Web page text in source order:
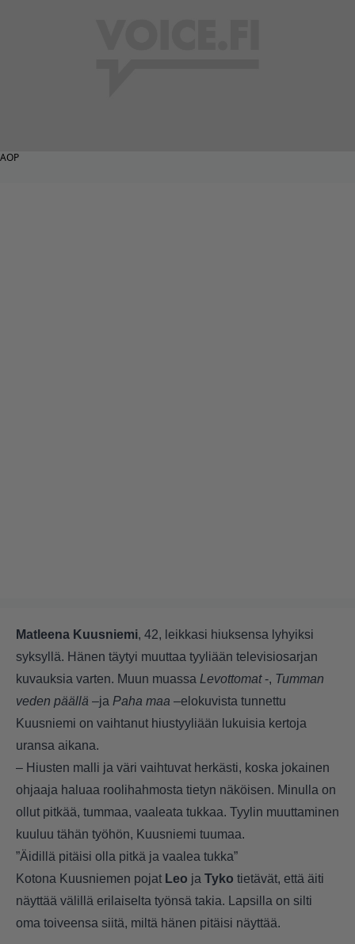
AOP
Matleena Kuusniemi, 42, leikkasi hiuksensa lyhyiksi
syksyllä. Hänen täytyi muuttaa tyyliään televisiosarjan
kuvauksia varten. Muun muassa Levottomat-, Tumman
veden päällä –ja Paha maa –elokuvista tunnettu
Kuusniemi on vaihtanut hiustyyliään lukuisia kertoja
uransa aikana.
– Hiusten malli ja väri vaihtuvat herkästi, koska jokainen
ohjaaja haluaa roolihahmosta tietyn näköisen. Minulla on
ollut pitkää, tummaa, vaaleata tukkaa. Tyylin muuttaminen
kuuluu tähän työhön, Kuusniemi tuumaa.
”Äidillä pitäisi olla pitkä ja vaalea tukka”
Kotona Kuusniemen pojat Leo ja Tyko tietävät, että äiti
näyttää välillä erilaiselta työnsä takia. Lapsilla on silti
oma toiveensa siitä, miltä hänen pitäisi näyttää.